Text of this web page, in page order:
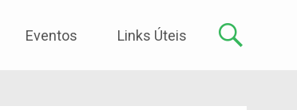
Eventos Links Úteis